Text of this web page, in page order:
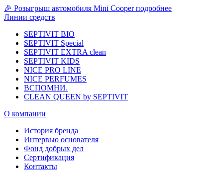
🎉 Розыгрыш автомобиля Mini Cooper подробнее
Линии средств
SEPTIVIT BIO
SEPTIVIT Special
SEPTIVIT EXTRA clean
SEPTIVIT KIDS
NICE PRO LINE
NICE PERFUMES
ВСПОМНИ.
CLEAN QUEEN by SEPTIVIT
О компании
История бренда
Интервью основателя
Фонд добрых дел
Сертификация
Контакты